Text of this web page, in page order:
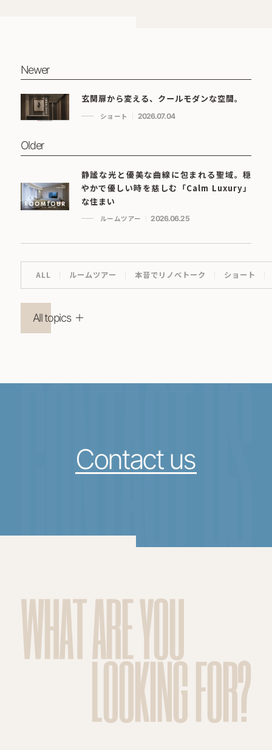
Newer
玄関扉から変える、クールモダンな空間。
ショート 2026.07.04
Older
静謐な光と優美な曲線に包まれる聖域。穏
やかで優しい時を慈しむ「Calm Luxury」
な住まい
ルームツアー 2026.06.25
ALL ルームツアー 本音でリノベトーク ショート
All topics
CONTACT US
Contact us
WHAT ARE YOU
LOOKING FOR?